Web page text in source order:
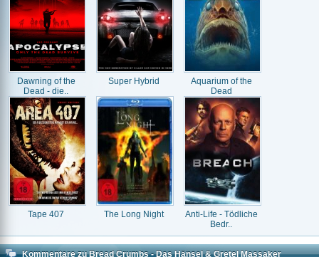
Dawning of the
Dead - die..
Super Hybrid
Aquarium of the
Dead
Tape 407 The Long Night
Anti-Life - Tödliche
Bedr..
Kommentare zu Bread Crumbs - Das Hänsel & Gretel Massaker